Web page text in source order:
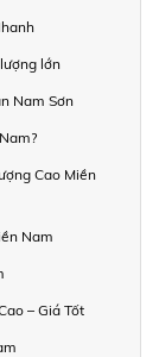
lớn
Nam Sơn
Cao Miền
Nam
– Giá Tốt